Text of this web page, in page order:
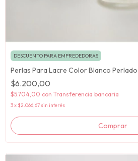
DESCUENTO PARA EMPREDEDORAS
Perlas Para Lacre Color Blanco
$6.200,00
$5.704,00 con Transferencia bancaria
3x $2.066,67 sin interés